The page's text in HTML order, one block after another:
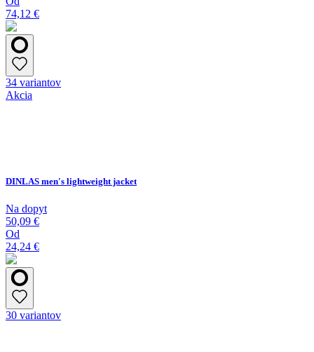
74,12 €
34 variantov
Akcia
DINLAS men's lightweight jacket
Na dopyt
50,09 €
Od
24,24 €
30 variantov